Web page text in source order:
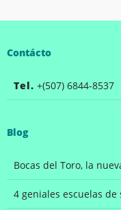
Contácto
Tel. +(507) 6844-8537
Blog
Bocas del Toro, la
4 geniales escuelas